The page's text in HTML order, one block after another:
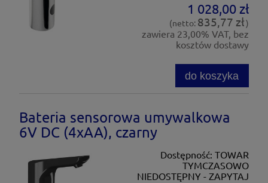
1 028,00 zł
(netto: 835,77 zł)
zawiera 23,00% VAT, bez
kosztów dostawy
do koszyka
Bateria sensorowa umywalkowa
6V DC (4xAA), czarny
Dostępność: TOWAR
TYMCZASOWO
NIEDOSTĘPNY - ZAPYTAJ